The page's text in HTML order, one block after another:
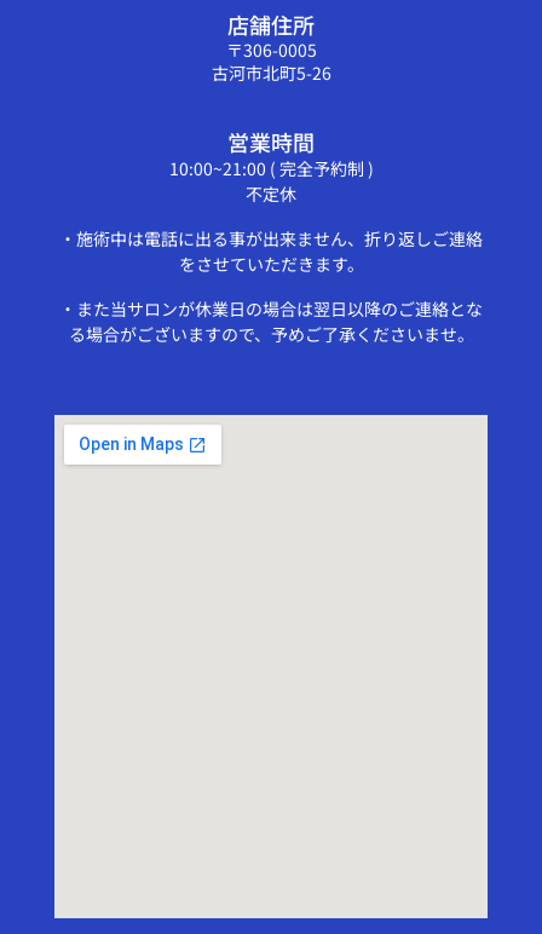
店舗住所
〒306-0005
古河市北町5-26
営業時間
10:00~21:00 ( 完全予約制 )
不定休
・施術中は電話に出る事が出来ません、折り返しご連絡
をさせていただきます。
・また当サロンが休業日の場合は翌日以降のご連絡とな
る場合がございますので、予めご了承くださいませ。